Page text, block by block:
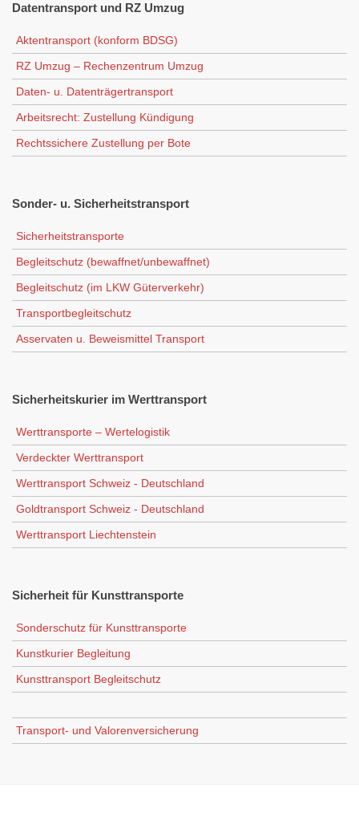
Datentransport und RZ Umzug
Aktentransport (konform BDSG)
RZ Umzug – Rechenzentrum Umzug
Daten- u. Datenträgertransport
Arbeitsrecht: Zustellung Kündigung
Rechtssichere Zustellung per Bote
Sonder- u. Sicherheitstransport
Sicherheitstransporte
Begleitschutz (bewaffnet/unbewaffnet)
Begleitschutz (im LKW Güterverkehr)
Transportbegleitschutz
Asservaten u. Beweismittel Transport
Sicherheitskurier im Werttransport
Werttransporte – Wertelogistik
Verdeckter Werttransport
Werttransport Schweiz - Deutschland
Goldtransport Schweiz - Deutschland
Werttransport Liechtenstein
Sicherheit für Kunsttransporte
Sonderschutz für Kunsttransporte
Kunstkurier Begleitung
Kunsttransport Begleitschutz
Transport- und Valorenversicherung